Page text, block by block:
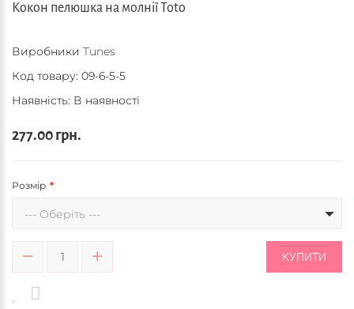
Кокон пелюшка на молнії Toto
Виробники Tunes
Код товару: 09-6-5-5
Наявність: В наявності
277.00 грн.
Розмір
--- Оберіть ---
КУПИТИ